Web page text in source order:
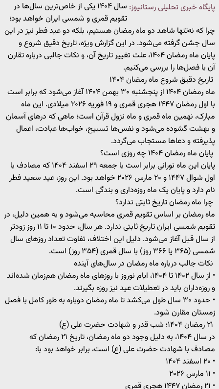
پایگاه خبری تحلیلی رستانیوز:
سال ۱۴۰۴ یکی از خاص‌ترین سال‌ها در
تقویم قمری و شمسی ایران خواهد بود؛
چرا که نه‌تنها شاهد دو ماه رمضان هستیم، بلکه دو عید فطر نیز در این
سال جشن گرفته می‌شود. در این گزارش ویژه، تاریخ دقیق شروع و
پایان ماه رمضان ۱۴۰۴، علت تغییر تاریخ آن، و نکات جالبی درباره تقارن
آن با فصل‌ها را بررسی می‌کنیم.
تاریخ دقیق شروع ماه رمضان ۱۴۰۴
ماه رمضان ۱۴۰۴ از پنجشنبه ۳۰ بهمن ۱۴۰۴ آغاز می‌شود که برابر است
با اول رمضان ۱۴۴۷ هجری قمری و ۱۹ فوریه ۲۰۲۶ میلادی. این ماه
مبارک، نهمین ماه قمری و ماه نزول قرآن است؛ ماهی که درهای آسمان
و بهشت گشوده می‌شود و نفس‌ها تسبیح، خواب‌ها عبادت، اعمال
پذیرفته و دعاها مستجاب می‌گردد.
پایان ماه رمضان ۱۴۰۴ چه روزی است؟
پایان این ماه نورانی برابر است با جمعه ۲۹ اسفند ۱۴۰۴ که مصادف با
اول شوال ۱۴۴۷ و ۲۰ مارس ۲۰۲۶ خواهد بود. این روز، عید سعید فطر
نام دارد و پایان یک ماه روزه‌داری و بندگی است.
چرا ماه رمضان تاریخ ثابتی ندارد؟
ماه رمضان بر اساس تقویم قمری محاسبه می‌شود و به همین دلیل، در
تقویم شمسی ایران تاریخ ثابتی ندارد. هر سال، حدود ۱۰ تا ۱۱ روز زودتر
از سال قبل آغاز می‌شود. دلیل این اختلاف، تفاوت تعداد روزهای سال
شمسی (۳۶۵ یا ۳۶۶ روز) با سال قمری (۳۵۴ روز) است.
نکات جالب درباره ماه رمضان در سال‌های آینده
• از سال ۱۴۰۲ تا ۱۴۰۴، ایام نوروز با روزهای ماه رمضان هم‌زمان شده‌اند
و روزه‌داران باید در تعطیلات عید نیز روزه بگیرند.
• حدود ۳۰ سال طول می‌کشد تا ماه رمضان دوباره به طور کامل با فصل
زمستان مقارن شود.
در سال ۱۴۰۴، به دلیل وجود دو ماه رمضان، تاریخ ۲۱ رمضان که
مصادف با شهادت حضرت علی (ع) است، برابر خواهد بود با:
• ۲۰ اسفند ۱۴۰۴
• ۱۱ مارس ۲۰۲۶
• ۲۱ رمضان ۱۴۴۷ هجری قمری